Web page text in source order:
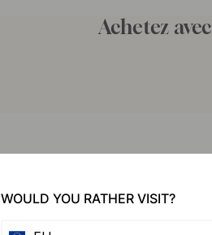
Achetez avec
WOULD YOU RATHER VISIT?